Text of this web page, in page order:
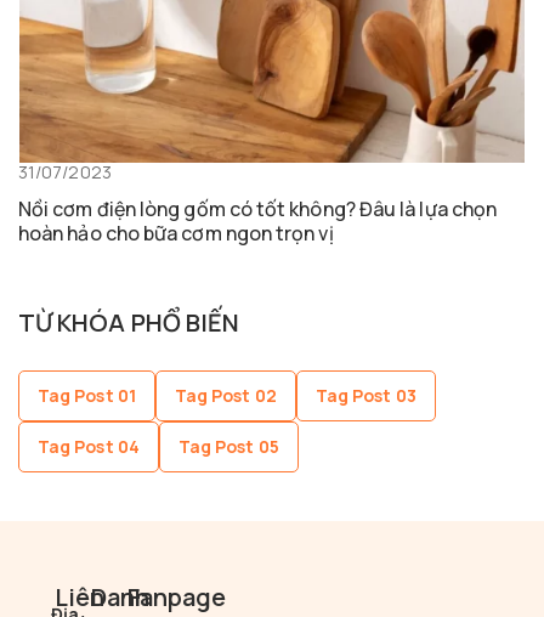
31/07/2023
Nồi cơm điện lòng gốm có tốt không? Đâu là lựa chọn
hoàn hảo cho bữa cơm ngon trọn vị
TỪ KHÓA PHỔ BIẾN
Tag Post 01 Tag Post 02 Tag Post 03
Tag Post 04 Tag Post 05
LiênDanhFanpage